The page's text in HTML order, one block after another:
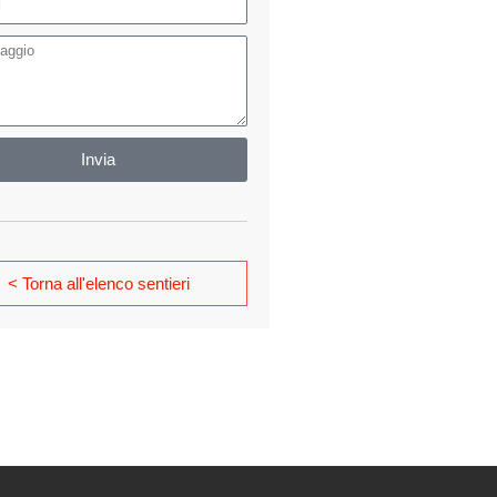
Invia
< Torna all'elenco sentieri